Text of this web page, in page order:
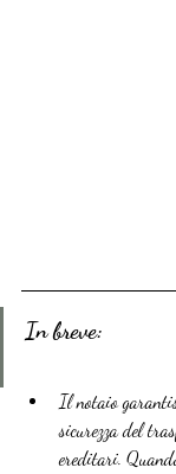
In breve:
Il notaio
sicurezza del
ereditari.